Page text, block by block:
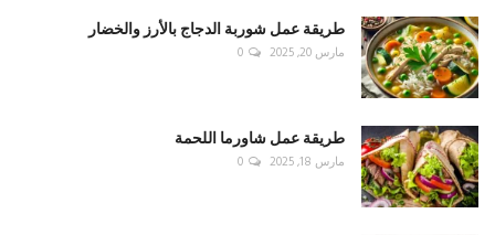
طريقة عمل شوربة الدجاج بالأرز والخضار
مارس 20, 2025 0
طريقة عمل شاورما اللحمة
مارس 18, 2025 0